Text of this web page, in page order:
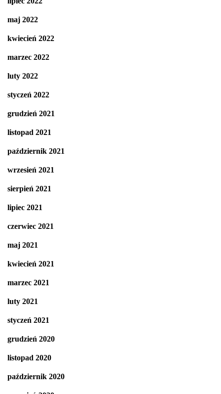
maj 2022
kwiecień 2022
marzec 2022
luty 2022
styczeń 2022
grudzień 2021
listopad 2021
październik 2021
wrzesień 2021
sierpień 2021
lipiec 2021
czerwiec 2021
maj 2021
kwiecień 2021
marzec 2021
luty 2021
styczeń 2021
grudzień 2020
listopad 2020
październik 2020